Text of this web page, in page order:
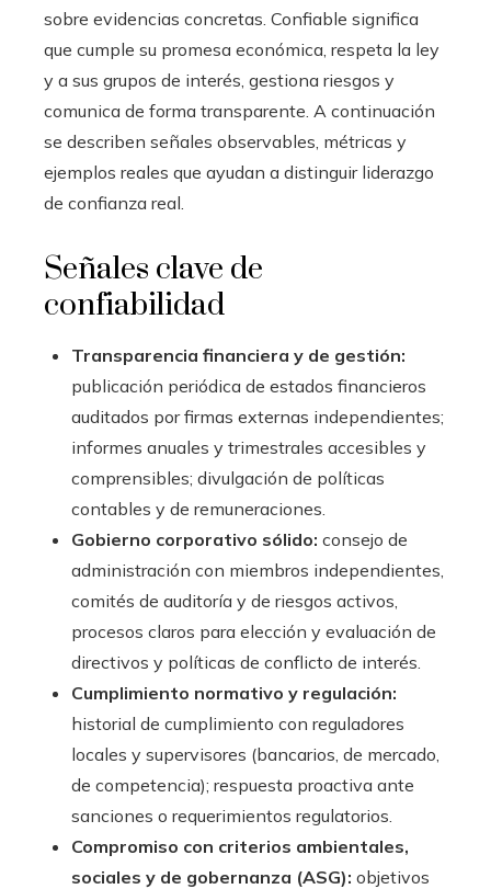
sobre evidencias concretas. Confiable significa
que cumple su promesa económica, respeta la ley
y a sus grupos de interés, gestiona riesgos y
comunica de forma transparente. A continuación
se describen señales observables, métricas y
ejemplos reales que ayudan a distinguir liderazgo
de confianza real.
Señales clave de
confiabilidad
Transparencia financiera y de gestión:
publicación periódica de estados financieros
auditados por firmas externas independientes;
informes anuales y trimestrales accesibles y
comprensibles; divulgación de políticas
contables y de remuneraciones.
Gobierno corporativo sólido: consejo de
administración con miembros independientes,
comités de auditoría y de riesgos activos,
procesos claros para elección y evaluación de
directivos y políticas de conflicto de interés.
Cumplimiento normativo y regulación:
historial de cumplimiento con reguladores
locales y supervisores (bancarios, de mercado,
de competencia); respuesta proactiva ante
sanciones o requerimientos regulatorios.
Compromiso con criterios ambientales,
sociales y de gobernanza (ASG): objetivos